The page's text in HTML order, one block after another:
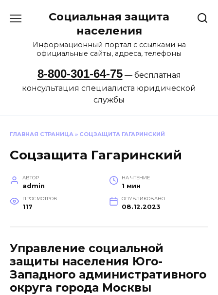
Социальная защита
населения
Информационный портал с ссылками на
официальные сайты, адреса, телефоны
8-800-301-64-75— бесплатная
консультация специалиста юридической
службы
ГЛАВНАЯ СТРАНИЦА » СОЦЗАЩИТА ГАГАРИНСКИЙ
Соцзащита Гагаринский
АВТОР
admin
НА ЧТЕНИЕ
1 мин
ПРОСМОТРОВ
117
ОПУБЛИКОВАНО
08.12.2023
Управление социальной
защиты населения Юго-
Западного административного
округа города Москвы